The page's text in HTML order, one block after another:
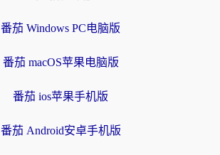
番茄 Windows PC电脑版
番茄 macOS苹果电脑版
番茄 ios苹果手机版
番茄 Android安卓手机版